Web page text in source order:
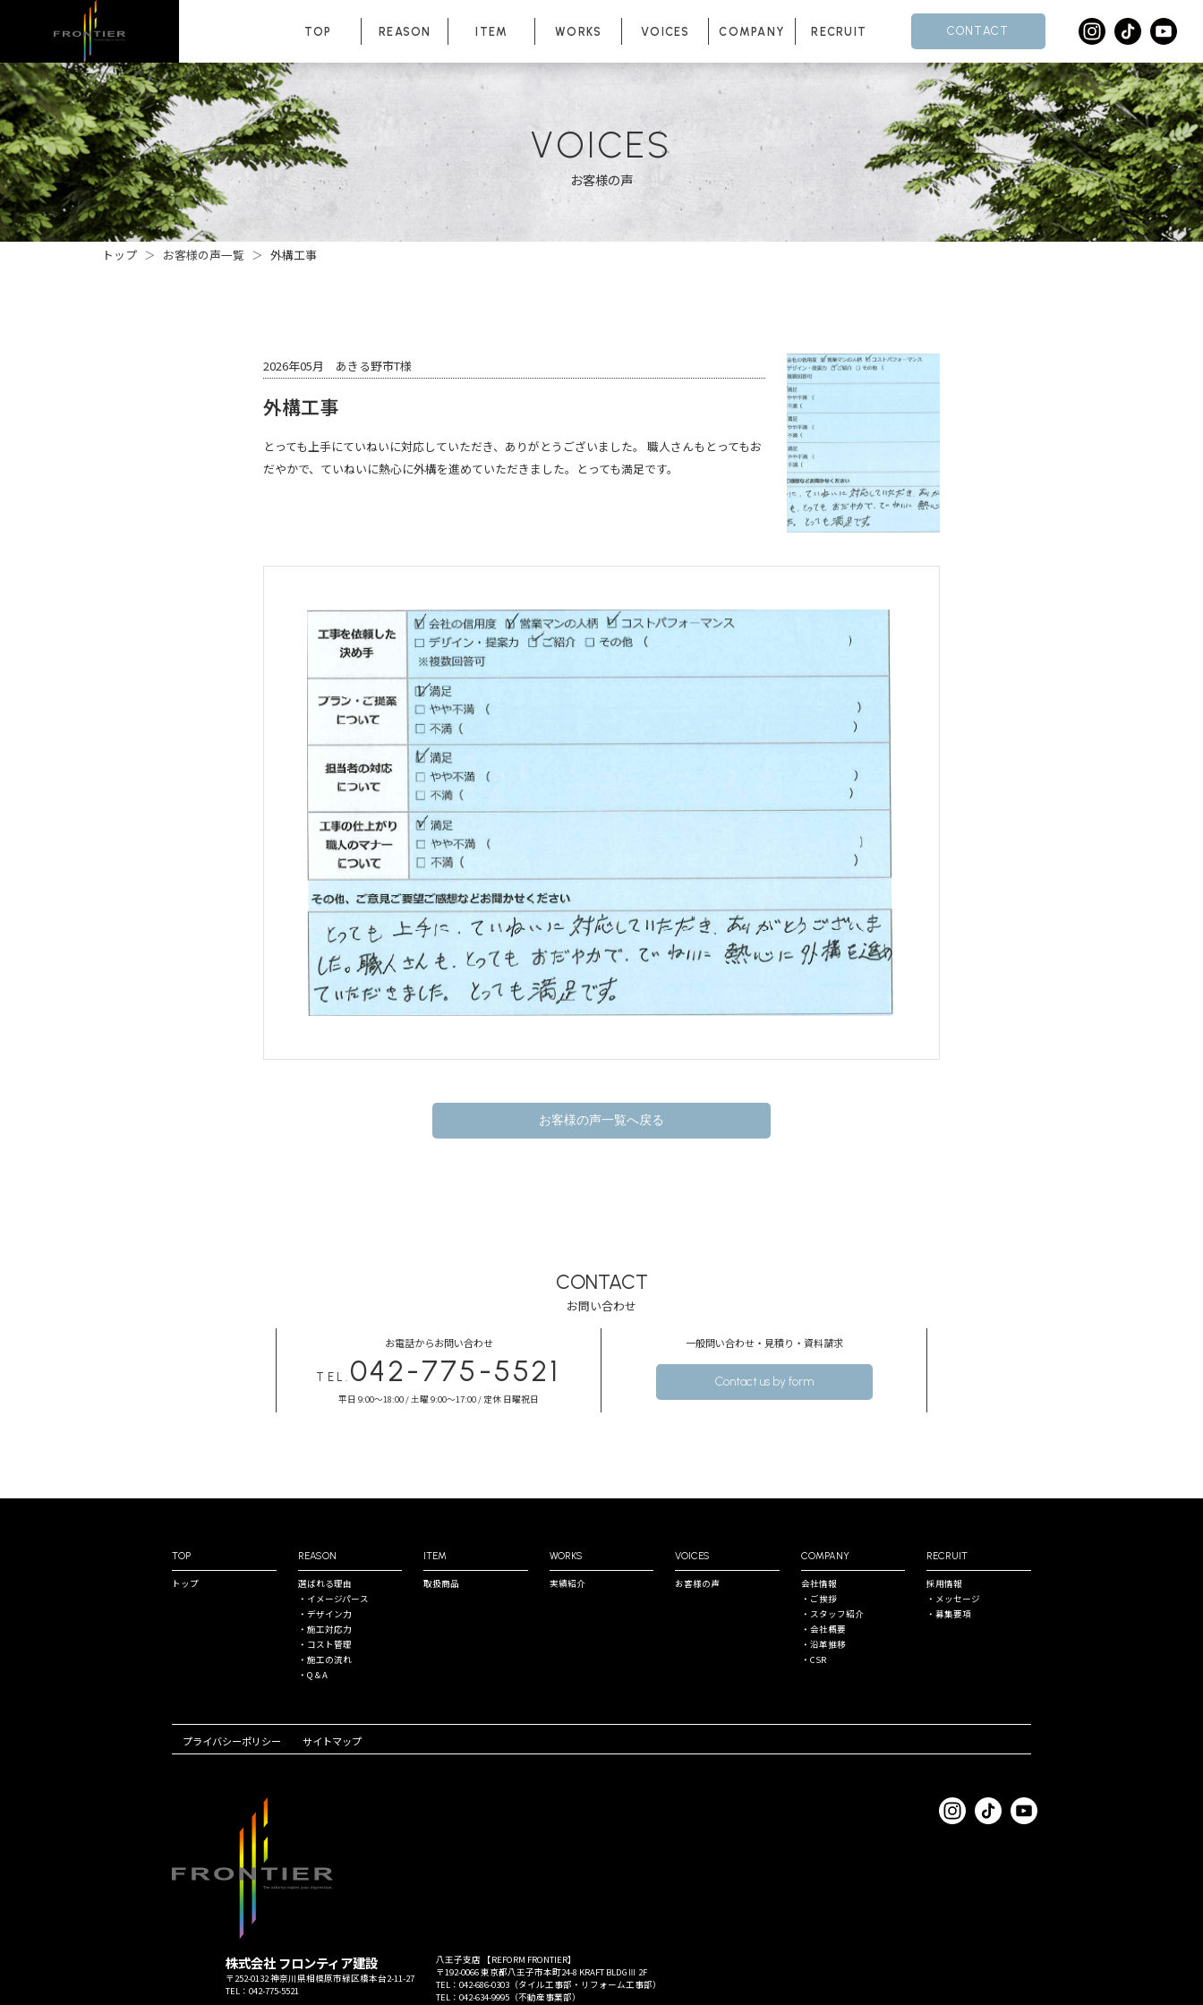
TOP REASON ITEM WORKS VOICES COMPANY RECRUIT CONTACT
VOICES
お客様の声
トップ お客様の声一覧 外構工事
2026年05月 あきる野市T様
外構工事
とっても上手にていねいに対応していただき、ありがとうございました。 職人さんもとってもお
だやかで、ていねいに熱心に外構を進めていただきました。とっても満足です。
お客様の声一覧へ戻る
CONTACT
お問い合わせ
お電話からお問い合わせ
TEL. 042-775-5521
平日 9:00～18:00 / 土曜 9:00～17:00 / 定休 日曜祝日
⼀般問い合わせ・⾒積り・資料請求
Contact us by form
TOP
トップ
REASON
選ばれる理由
・イメージパース
・デザイン⼒
・施⼯対応⼒
・コスト管理
・施⼯の流れ
・Q＆A
ITEM
取扱商品
WORKS
実績紹介
VOICES
お客様の声
COMPANY
会社情報
・ご挨拶
・スタッフ紹介
・会社概要
・沿⾰推移
・CSR
RECRUIT
採⽤情報
・メッセージ
・募集要項
プライバシーポリシー サイトマップ
株式会社 フロンティア建設
〒252-0132 神奈川県相模原市緑区橋本台2-11-27
TEL：042-775-5521
八王子支店 【REFORM FRONTIER】
〒192-0066 東京都八王子市本町24-8 KRAFT BLDGⅢ 2F
TEL：042-686-0303（タイル工事部・リフォーム工事部）
TEL：042-634-9995（不動産事業部）